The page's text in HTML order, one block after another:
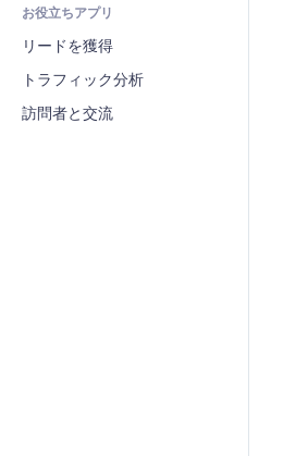
天気
チャート・テーブル
CRM
お役立ちアプリ
リードを獲得
トラフィック分析
訪問者と交流